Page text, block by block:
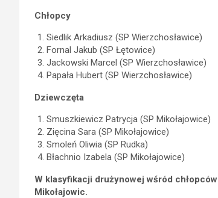
Chłopcy
Siedlik Arkadiusz (SP Wierzchosławice)
Fornal Jakub (SP Łętowice)
Jackowski Marcel (SP Wierzchosławice)
Papała Hubert (SP Wierzchosławice)
Dziewczęta
Smuszkiewicz Patrycja (SP Mikołajowice)
Zięcina Sara (SP Mikołajowice)
Smoleń Oliwia (SP Rudka)
Błachnio Izabela (SP Mikołajowice)
W klasyfikacji drużynowej wśród
Mikołajowic.